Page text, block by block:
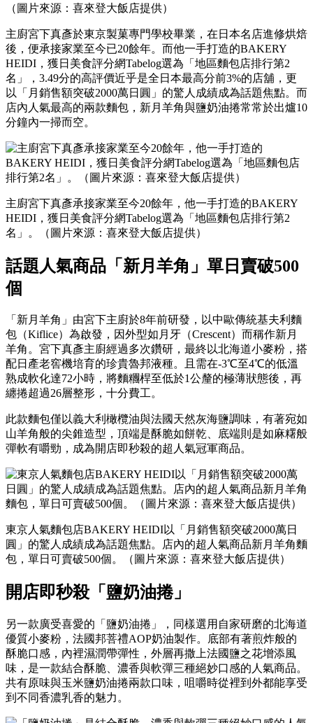
（圖片來源：喜來登大飯店提供）
主廚宮下真彥於東京製菓專門學校畢業，在日本名店進修烘焙
後，便承接家業至今已20餘年。而他一手打造的BAKERY
HEIDI，獲日美食評分網Tabelog選為「地區麵包店排行第2
名」，3.49分的高評價近乎是全日本最高分前3%的店舖，更
以「月銷售額突破2000萬日圓」的驚人成績成為話題焦點。而
店內人氣最高的兩款麵包，新月羊角與鹽奶油捲常常於出爐10
分鐘內一掃而空。
主廚宮下真彥承接家業至今20餘年，他一手打造的BAKERY
HEIDI，獲日美食評分網Tabelog選為「地區麵包店排行第2
名」。（圖片來源：喜來登大飯店提供）
話題人氣商品「新月羊角」單日賣破500
個
「新月羊角」由宮下主廚於8年前研發，以中歐傳統基夫利麵
包（Kiflice）為啟發，因外型如月牙（Crescent）而稱作新月
羊角。宮下真彥主廚經過多次鑽研，最終以北海道小麥粉，搭
配日產老窖機培育的珍貴魯邦液種。且需在-3℃至4℃的低溫
熟成軟化達72小時，將麵糰桿至低於1公釐的極薄狀態後，再
纏捲超過26層整形，十分費工。
此款麵包僅以義大利橄欖油與法國天然灰海鹽調味，有著宛如
山羊角般的尖錐造型，頂端是酥脆如餅乾、底端則是如麻糬般
彈軟有嚼勁，成為開店即秒殺的超人氣冠軍商品。
東京人氣麵包店BAKERY HEIDI以「月銷售額突破2000萬日
圓」的驚人成績成為話題焦點。店內的超人氣商品新月羊角麵
包，單日可賣破500個。（圖片來源：喜來登大飯店提供）
開店即秒殺「鹽奶油捲」
另一款廣受喜愛的「鹽奶油捲」，同樣選用自家研磨的北海道
優質小麥粉，法國邦菩禮AOP奶油製作。底部有著煎炸般的
酥脆口感，內裡濕潤帶彈性，外層再撒上法國鹽之花增添風
味，是一款結合酥脆、濃香與軟彈三種絕妙口感的人氣商品。
共有原味與玉米鹽奶油捲兩款口味，咀嚼時從裡到外都能享受
到不同香濃乳香的魅力。